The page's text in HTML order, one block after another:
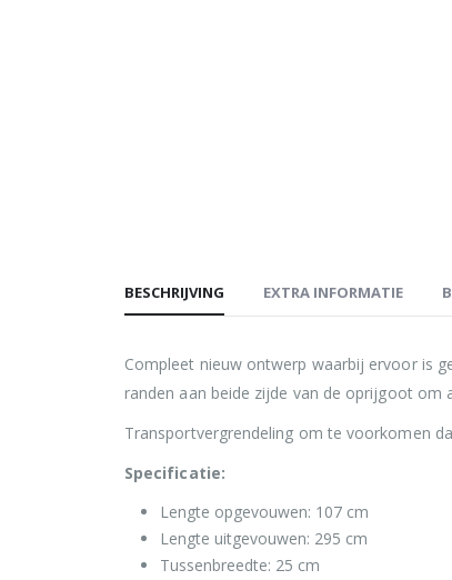
BESCHRIJVING EXTRA INFORMATIE
Compleet nieuw ontwerp waarbij ervoor is
randen aan beide zijde van de oprijgoot
Transportvergrendeling om te voorkomen
Specificatie:
Lengte opgevouwen: 107 cm
Lengte uitgevouwen: 295 cm
Tussenbreedte: 25 cm